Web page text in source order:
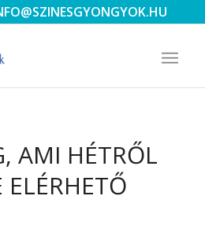
AMI HÉTRŐL
ELÉRHETŐ